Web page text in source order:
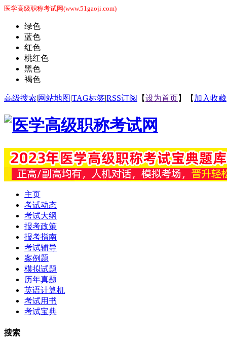
医学高级职称考试网(www.51gaoji.com)
绿色
蓝色
红色
桃红色
黑色
褐色
高级搜索|网站地图|TAG标签|RSS订阅 【设为首页】【 加入收藏
主页
考试动态
考试大纲
报考政策
报考指南
考试辅导
案例题
模拟试题
历年真题
英语计算机
考试用书
考试宝典
搜索